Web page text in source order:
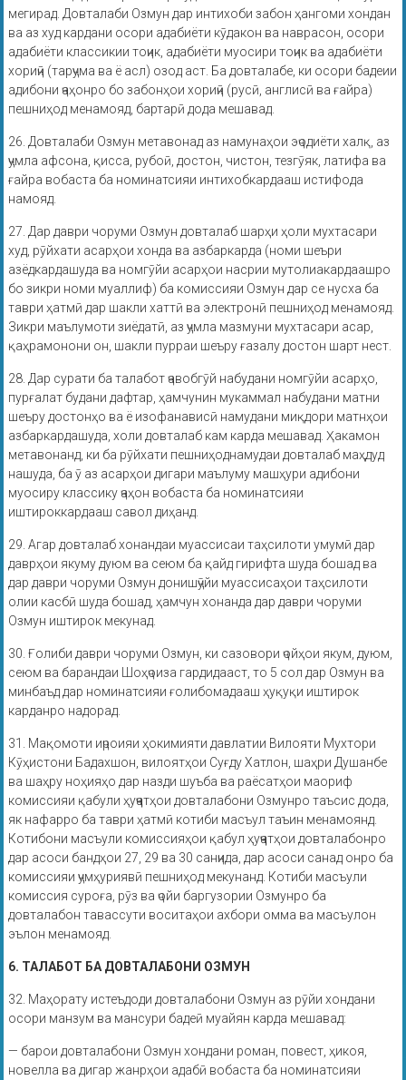
мегирад. Довталаби Озмун дар интихоби забон ҳангоми хондан
ва аз худ кардани осори адабиёти кӯдакон ва наврасон, осори
адабиёти классикии тоҷик, адабиёти муосири тоҷик ва адабиёти
хориҷӣ (тарҷума ва ё асл) озод аст. Ба довталабе, ки осори бадеии
адибони ҷаҳонро бо забонҳои хориҷӣ (русӣ, англисӣ ва ғайра)
пешниҳод менамояд, бартарӣ дода мешавад.
26. Довталаби Озмун метавонад аз намунаҳои эҷодиёти халқ, аз
ҷумла афсона, қисса, рубоӣ, достон, чистон, тезгӯяк, латифа ва
ғайра вобаста ба номинатсияи интихобкардааш истифода
намояд.
27. Дар даври чоруми Озмун довталаб шарҳи ҳоли мухтасари
худ, рӯйхати асарҳои хонда ва азбаркарда (номи шеъри
азёдкардашуда ва номгӯйи асарҳои насрии мутолиакардаашро
бо зикри номи муаллиф) ба комиссияи Озмун дар се нусха ба
таври ҳатмӣ дар шакли хаттӣ ва электронӣ пешниҳод менамояд.
Зикри маълумоти зиёдатӣ, аз ҷумла мазмуни мухтасари асар,
қаҳрамонони он, шакли пурраи шеъру ғазалу достон шарт нест.
28. Дар сурати ба талабот ҷавобгӯй набудани номгӯйи асарҳо,
пурғалат будани дафтар, ҳамчунин мукаммал набудани матни
шеъру достонҳо ва ё изофанависӣ намудани миқдори матнҳои
азбаркардашуда, холи довталаб кам карда мешавад. Ҳакамон
метавонанд, ки ба рӯйхати пешниҳоднамудаи довталаб маҳдуд
нашуда, ба ӯ аз асарҳои дигари маълуму машҳури адибони
муосиру классику ҷаҳон вобаста ба номинатсияи
иштироккардааш савол диҳанд.
29. Агар довталаб хонандаи муассисаи таҳсилоти умумӣ дар
даврҳои якуму дуюм ва сеюм ба қайд гирифта шуда бошад ва
дар даври чоруми Озмун донишҷӯйи муассисаҳои таҳсилоти
олии касбӣ шуда бошад, ҳамчун хонанда дар даври чоруми
Озмун иштирок мекунад.
30. Ғолиби даври чоруми Озмун, ки сазовори ҷойҳои якум, дуюм,
сеюм ва барандаи Шоҳҷоиза гардидааст, то 5 сол дар Озмун ва
минбаъд дар номинатсияи ғолибомадааш ҳуқуқи иштирок
карданро надорад.
31. Мақомоти иҷроияи ҳокимияти давлатии Вилояти Мухтори
Кӯҳистони Бадахшон, вилоятҳои Суғду Хатлон, шаҳри Душанбе
ва шаҳру ноҳияҳо дар назди шуъба ва раёсатҳои маориф
комиссияи қабули ҳуҷҷатҳои довталабони Озмунро таъсис дода,
як нафарро ба таври ҳатмӣ котиби масъул таъин менамоянд.
Котибони масъули комиссияҳои қабул ҳуҷҷатҳои довталабонро
дар асоси бандҳои 27, 29 ва 30 санҷида, дар асоси санад онро ба
комиссияи ҷумҳуриявӣ пешниҳод мекунанд. Котиби масъули
комиссия суроға, рӯз ва ҷойи баргузории Озмунро ба
довталабон тавассути воситаҳои ахбори омма ва масъулон
эълон менамояд.
6. ТАЛАБОТ БА ДОВТАЛАБОНИ ОЗМУН
32. Маҳорату истеъдоди довталабони Озмун аз рӯйи хондани
осори манзум ва мансури бадеӣ муайян карда мешавад:
— барои довталабони Озмун хондани роман, повест, ҳикоя,
новелла ва дигар жанрҳои адабӣ вобаста ба номинатсияи